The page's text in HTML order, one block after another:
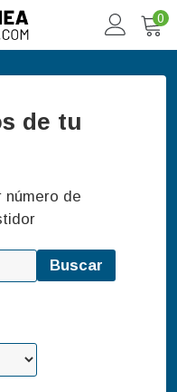
0
de tu
número de
Buscar